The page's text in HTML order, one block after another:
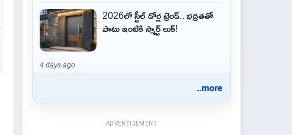
2026లో స్టీల్ డోర్ల ట్రెండ్.. భద్రతతో
పాటు ఇంటికి స్మార్ట్ లుక్!
4 days ago
..more
ADVERTISEMENT